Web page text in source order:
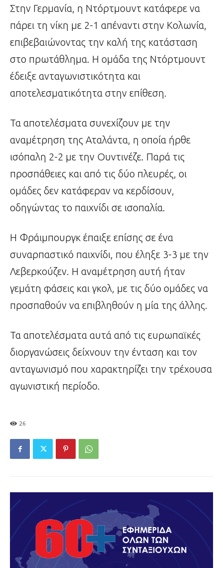
Στην Γερμανία, η Ντόρτμουντ κατάφερε να
πάρει τη νίκη με 2-1 απέναντι στην Κολωνία,
επιβεβαιώνοντας την καλή της κατάσταση
στο πρωτάθλημα. Η ομάδα της Ντόρτμουντ
έδειξε ανταγωνιστικότητα και
αποτελεσματικότητα στην επίθεση.
Τα αποτελέσματα συνεχίζουν με την
αναμέτρηση της Αταλάντα, η οποία ήρθε
ισόπαλη 2-2 με την Ουντινέζε. Παρά τις
προσπάθειες και από τις δύο πλευρές, οι
ομάδες δεν κατάφεραν να κερδίσουν,
οδηγώντας το παιχνίδι σε ισοπαλία.
Η Φράιμπουργκ έπαιξε επίσης σε ένα
συναρπαστικό παιχνίδι, που έληξε 3-3 με την
Λεβερκούζεν. Η αναμέτρηση αυτή ήταν
γεμάτη φάσεις και γκολ, με τις δύο ομάδες να
προσπαθούν να επιβληθούν η μία της άλλης.
Τα αποτελέσματα αυτά από τις ευρωπαϊκές
διοργανώσεις δείχνουν την ένταση και τον
ανταγωνισμό που χαρακτηρίζει την τρέχουσα
αγωνιστική περίοδο.
26